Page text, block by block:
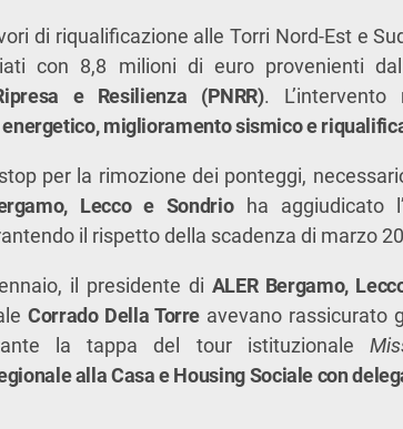
di riqualificazione alle Torri Nord-Est e
con 8,8 milioni di euro provenienti
e Resilienza (PNRR). L’intervento
miglioramento sismico e
per la rimozione dei ponteggi,
Lecco e Sondrioha aggiudicato
il rispetto della scadenza di marzo
il presidente di ALER Bergamo,
Corrado Della Torre avevano rassicurato
la tappa del tour istituzionale
alla Casa e Housing Sociale con